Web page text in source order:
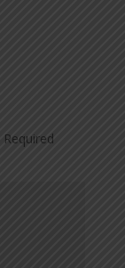
Required